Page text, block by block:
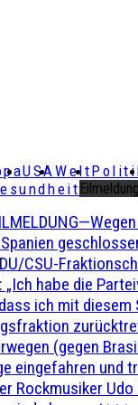
USAWelt
CSU-
habe die
ich mit
(gegen
eingefahren und
Rockmusiker